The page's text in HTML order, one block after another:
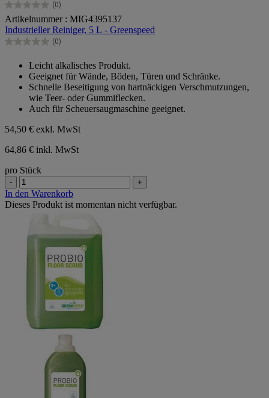
(0)
0.0
von
5
Sternen.
Artikelnummer : MIG4395137
Industrieller Reiniger, 5 L - Greenspeed
(0)
0.0
Sternen.
Leicht alkalisches Produkt.
Geeignet für Wände, Böden, Türen und Schränke.
Schnelle Beseitigung von hartnäckigen Verschmutzungen,
wie Teer- oder Gummiflecken.
Auch für Scheuersaugmaschine geeignet.
54,50 € exkl. MwSt
64,86 € inkl. MwSt
pro Stück
- +
In den Warenkorb
Dieses Produkt ist momentan nicht verfügbar.